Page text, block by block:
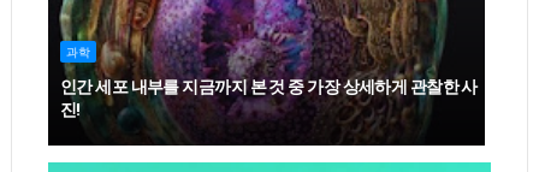
과학
인간 세포 내부를 지금까지 본 것 중 가장 상세하게 관찰한 사
진!